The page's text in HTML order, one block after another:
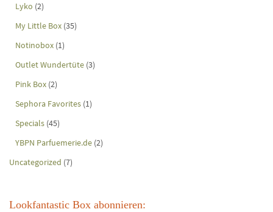
Lyko (2)
My Little Box (35)
Notinobox (1)
Outlet Wundertüte (3)
Pink Box (2)
Sephora Favorites (1)
Specials (45)
YBPN Parfuemerie.de (2)
Uncategorized (7)
Lookfantastic Box abonnieren: